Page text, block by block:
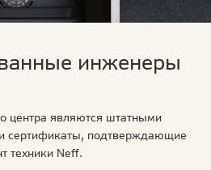
инженеры
центра являются штатными
сертификаты, подтверждающие
техники Neff.